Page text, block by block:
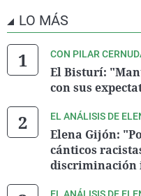
LO MÁS
CON PILAR
El Bisturí:
con sus
EL ANÁLISIS DE
Elena Gijón:
cánticos
discriminación